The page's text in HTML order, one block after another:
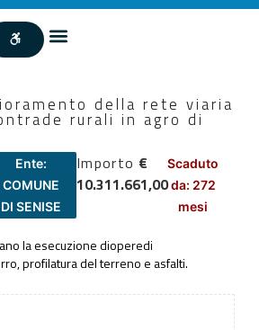
della rete viaria
rurali in agro di
Ente:
COMUNE
DI SENISE
Importo €
10.311.661,00
Scaduto
da: 272
mesi
la esecuzione dioperedi
profilatura del terreno e asfalti.